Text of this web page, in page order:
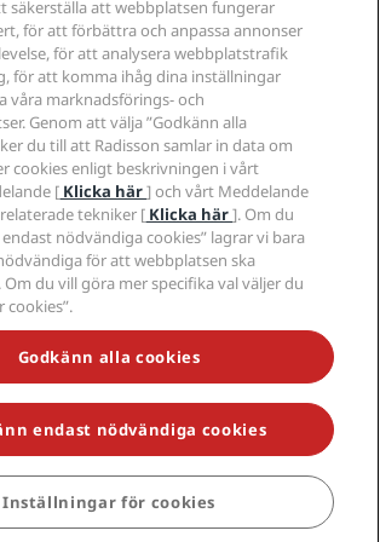
BOKA
RHG
PPHE
villkor
slaveri
konsumenter
varumärken
MEST POPULÄRA ERBJUDANDEN
Group.Med ensamrätt. RHG Radisson Hotel
RED, Radisson Blu, Radisson Collection,
Park Plaza, Park Inn, Country Inn & Suites, Prize by
Rewards och Radisson Meetings är varumärken
Hotel Group.
säkerställa att webbplatsen fungerar
för att förbättra och anpassa annonser
för att analysera webbplatstrafik
för att komma ihåg dina inställningar
våra marknadsförings- och
Genom att välja ”Godkänn alla
du till att Radisson samlar in data om
cookies enligt beskrivningen i vårt
[ Klicka här] och vårt Meddelande
tekniker [ Klicka här]. Om du
nödvändiga cookies” lagrar vi bara
för att webbplatsen ska
du vill göra mer specifika val väljer du
cookies”.
Godkänn alla cookies
endast nödvändiga cookies
Inställningar för cookies